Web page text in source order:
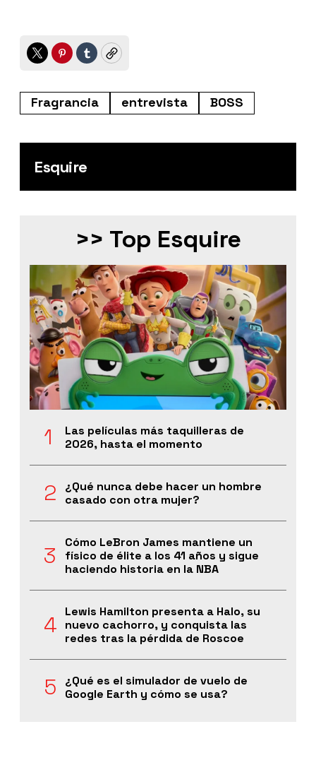
TwitterPinterest
TumblrCopy
Fragrancia entrevista BOSS
Esquire
>> Top Esquire
Las películas más taquilleras de
2026, hasta el momento
¿Qué nunca debe hacer un hombre
casado con otra mujer?
Cómo LeBron James mantiene un
físico de élite a los 41 años y sigue
haciendo historia en la NBA
Lewis Hamilton presenta a Halo, su
nuevo cachorro, y conquista las
redes tras la pérdida de Roscoe
¿Qué es el simulador de vuelo de
Google Earth y cómo se usa?